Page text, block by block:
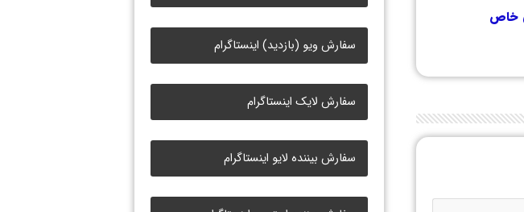
خاص
سفارش ویو (بازدید) اینستاگرام
سفارش لایک اینستاگرام
سفارش بیننده لایو اینستاگرام